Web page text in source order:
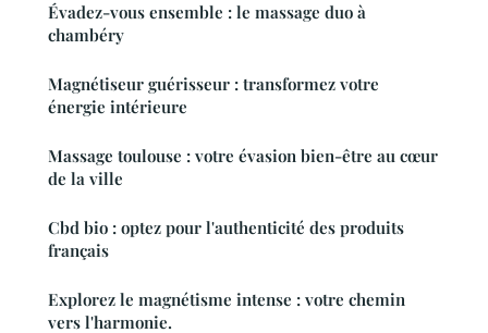
Évadez-vous ensemble : le massage duo à
chambéry
Magnétiseur guérisseur : transformez votre
énergie intérieure
Massage toulouse : votre évasion bien-être au cœur
de la ville
Cbd bio : optez pour l'authenticité des produits
français
Explorez le magnétisme intense : votre chemin
vers l'harmonie.